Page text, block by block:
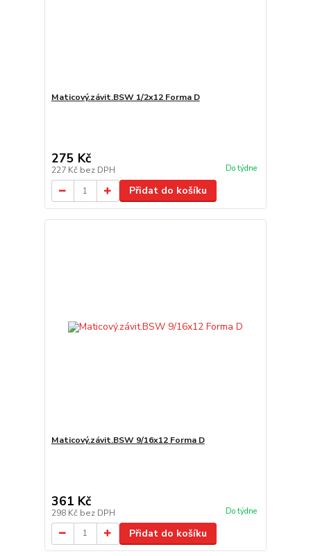
Maticový.závit.BSW 1/2x12 Forma D
275 Kč
227 Kč bez DPH Do týdne
Přidat do košíku
Maticový.závit.BSW 9/16x12 Forma D
361 Kč
298 Kč bez DPH Do týdne
Přidat do košíku